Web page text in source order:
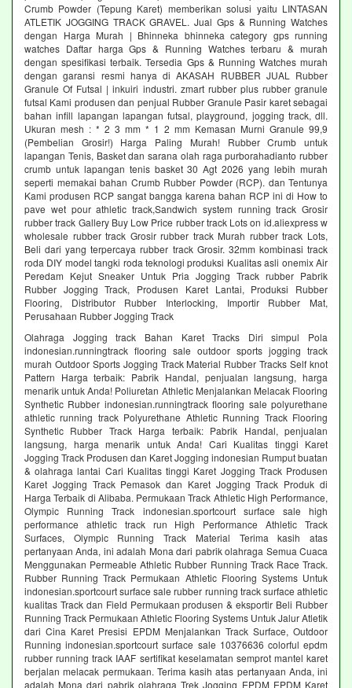
Crumb Powder (Tepung Karet) memberikan solusi yaitu LINTASAN
ATLETIK JOGGING TRACK GRAVEL. Jual Gps & Running Watches
dengan Harga Murah | Bhinneka bhinneka category gps running
watches Daftar harga Gps & Running Watches terbaru & murah
dengan spesifikasi terbaik. Tersedia Gps & Running Watches murah
dengan garansi resmi hanya di AKASAH RUBBER JUAL Rubber
Granule Of Futsal | inkuiri industri. zmart rubber plus rubber granule
futsal Kami produsen dan penjual Rubber Granule Pasir karet sebagai
bahan infill lapangan lapangan futsal, playground, jogging track, dll.
Ukuran mesh : * 2 3 mm * 1 2 mm Kemasan Murni Granule 99,9
(Pembelian Grosir!) Harga Paling Murah! Rubber Crumb untuk
lapangan Tenis, Basket dan sarana olah raga purborahadianto rubber
crumb untuk lapangan tenis basket 30 Agt 2026 yang lebih murah
seperti memakai bahan Crumb Rubber Powder (RCP). dan Tentunya
Kami produsen RCP sangat bangga karena bahan RCP ini di How to
pave wet pour athletic track,Sandwich system running track Grosir
rubber track Gallery Buy Low Price rubber track Lots on id.aliexpress w
wholesale rubber track Grosir rubber track Murah rubber track Lots,
Beli dari yang terpercaya rubber track Grosir. 32mm kombinasi track
roda DIY model tangki roda teknologi produksi Kualitas asli onemix Air
Peredam Kejut Sneaker Untuk Pria Jogging Track rubber Pabrik
Rubber Jogging Track, Produsen Karet Lantai, Produksi Rubber
Flooring, Distributor Rubber Interlocking, Importir Rubber Mat,
Perusahaan Rubber Jogging Track
Olahraga Jogging track Bahan Karet Tracks Diri simpul Pola
indonesian.runningtrack flooring sale outdoor sports jogging track
murah Outdoor Sports Jogging Track Material Rubber Tracks Self knot
Pattern Harga terbaik: Pabrik Handal, penjualan langsung, harga
menarik untuk Anda! Poliuretan Athletic Menjalankan Melacak Flooring
Synthetic Rubber indonesian.runningtrack flooring sale polyurethane
athletic running track Polyurethane Athletic Running Track Flooring
Synthetic Rubber Track Harga terbaik: Pabrik Handal, penjualan
langsung, harga menarik untuk Anda! Cari Kualitas tinggi Karet
Jogging Track Produsen dan Karet Jogging indonesian Rumput buatan
& olahraga lantai Cari Kualitas tinggi Karet Jogging Track Produsen
Karet Jogging Track Pemasok dan Karet Jogging Track Produk di
Harga Terbaik di Alibaba. Permukaan Track Athletic High Performance,
Olympic Running Track indonesian.sportcourt surface sale high
performance athletic track run High Performance Athletic Track
Surfaces, Olympic Running Track Material Terima kasih atas
pertanyaan Anda, ini adalah Mona dari pabrik olahraga Semua Cuaca
Menggunakan Permeable Athletic Rubber Running Track Race Track.
Rubber Running Track Permukaan Athletic Flooring Systems Untuk
indonesian.sportcourt surface sale rubber running track surface athletic
kualitas Track dan Field Permukaan produsen & eksportir Beli Rubber
Running Track Permukaan Athletic Flooring Systems Untuk Jalur Atletik
dari Cina Karet Presisi EPDM Menjalankan Track Surface, Outdoor
Running indonesian.sportcourt surface sale 10376636 colorful epdm
rubber running track IAAF sertifikat keselamatan semprot mantel karet
berjalan melacak permukaan. Terima kasih atas pertanyaan Anda, ini
adalah Mona dari pabrik olahraga Trek Jogging EPDM EPDM Karet